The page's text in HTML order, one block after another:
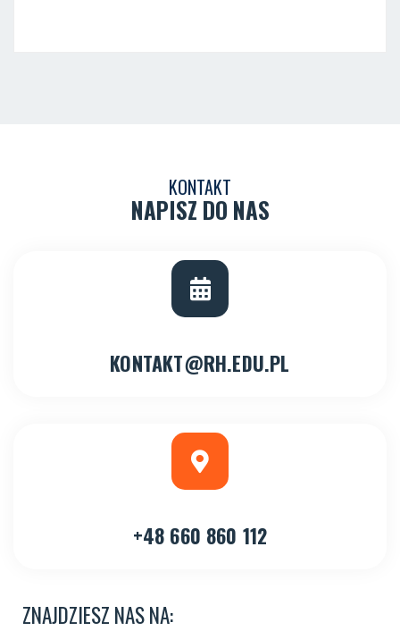
KONTAKT
NAPISZ DO NAS
KONTAKT@RH.EDU.PL
+48 660 860 112
ZNAJDZIESZ NAS NA: